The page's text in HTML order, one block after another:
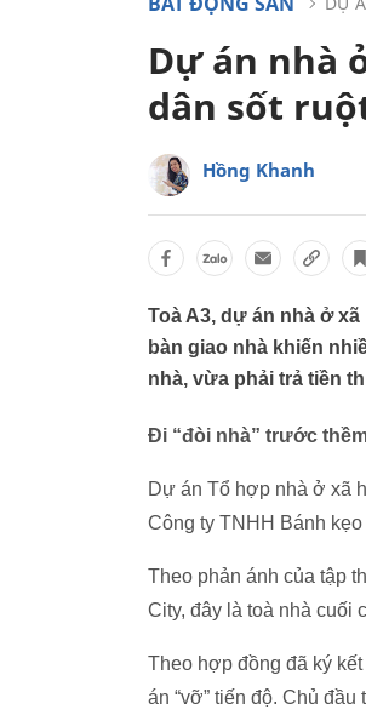
Dự án nhà
dân sốt
Hồng Khanh
Toà A3, dự án nhà ở
bàn giao nhà khiến
nhà, vừa phải trả tiền
Đi “đòi nhà” trước
Dự án Tổ hợp nhà ở xã
Công ty TNHH Bánh
Theo phản ánh của tập
City, đây là toà nhà cuối
Theo hợp đồng đã ký
án “vỡ” tiến độ. Chủ